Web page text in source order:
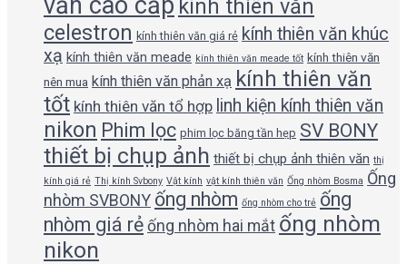
kính thiên văn
celestron kính thiên văn giá rẻ kính thiên văn khúc
xạ kính thiên văn meade kính thiên văn meade tốt kính thiên văn
nên mua kính thiên văn phản xạ kính thiên văn
tốt kính thiên văn tổ hợp linh kiện kính thiên văn
nikon Phim lọc phim lọc băng tần hẹp SV BONY
thiết bị chụp ảnh thiết bị chụp ảnh thiên văn thị
kính giá rẻ Thị kính Svbony Vật kính vật kính thiên văn Ống nhòm Bosma Ống
nhòm SVBONY ống nhòm ống nhòm cho trẻ ống
nhòm giá rẻ ống nhòm hai mắt ống nhòm
nikon